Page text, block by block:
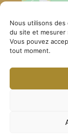
Nous utilisons
du site et mesurer
Vous pouvez
tout moment.
© Lerab
Politique